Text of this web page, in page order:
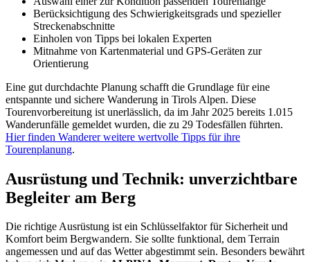
Berücksichtigung des Schwierigkeitsgrads und spezieller
Streckenabschnitte
Einholen von Tipps bei lokalen Experten
Mitnahme von Kartenmaterial und GPS-Geräten zur
Orientierung
Eine gut durchdachte Planung schafft die Grundlage für eine
entspannte und sichere Wanderung in Tirols Alpen. Diese
Tourenvorbereitung ist unerlässlich, da im Jahr 2025 bereits 1.015
Wanderunfälle gemeldet wurden, die zu 29 Todesfällen führten.
Hier finden Wanderer weitere wertvolle Tipps für ihre
Tourenplanung.
Ausrüstung und Technik: unverzichtbare
Begleiter am Berg
Die richtige Ausrüstung ist ein Schlüsselfaktor für Sicherheit und
Komfort beim Bergwandern. Sie sollte funktional, dem Terrain
angemessen und auf das Wetter abgestimmt sein. Besonders bewährt